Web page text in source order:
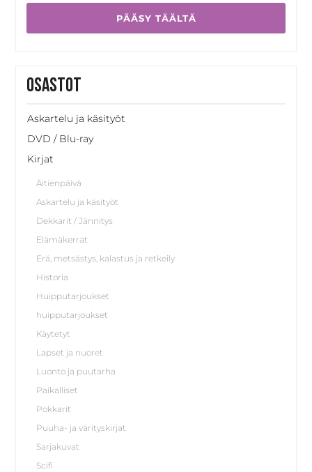
PÄÄSY TÄÄLTÄ
Osastot
Askartelu ja käsityöt
DVD / Blu-ray
Kirjat
Äitienpäivä
Askartelu ja käsityöt
Dekkarit / Jännitys
Elämäkerrat
Erä, metsästys, kalastus ja retkeily
Historia
Huipputarjoukset
huipputarjoukset
Käytetyt
Lapset ja nuoret
Luonto ja puutarha
Paikalliset
Pokkarit
Puuha- ja värityskirjat
Sarjakuvat
Scifi